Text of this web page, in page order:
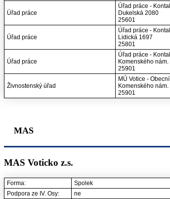
Úřad práce
Úřad práce -
Dukelská 2080
25601
Úřad práce
Úřad práce -
Lidická 1697
25801
Úřad práce
Úřad práce -
Komenského nám.
25901
Živnostenský úřad
MÚ Votice -
Komenského
25901
MAS
MAS Voticko z.s.
Forma:
Spolek
Podpora ze IV. Osy:
ne